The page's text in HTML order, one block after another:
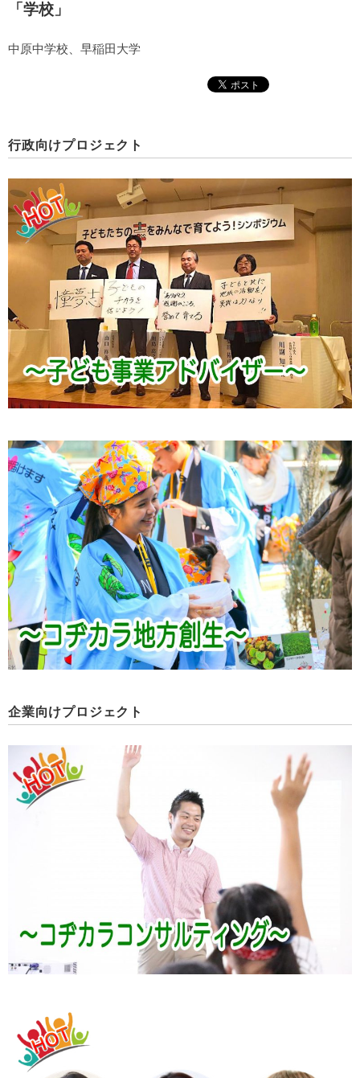
「学校」
中原中学校、早稲田大学
行政向けプロジェクト
企業向けプロジェクト